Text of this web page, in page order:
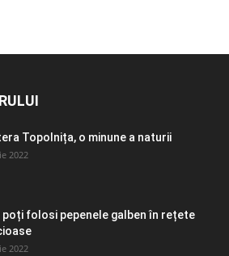
Topolnița, o minune a naturii
2022
poți folosi pepenele galben în rețete
2022